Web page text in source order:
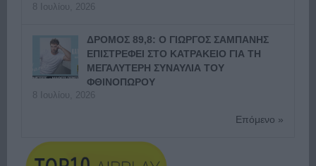
8 Ιουλίου, 2026
ΔΡΟΜΟΣ 89,8: Ο ΓΙΩΡΓΟΣ ΣΑΜΠΑΝΗΣ
ΕΠΙΣΤΡΕΦΕΙ ΣΤΟ ΚΑΤΡΑΚΕΙΟ ΓΙΑ ΤΗ
ΜΕΓΑΛΥΤΕΡΗ ΣΥΝΑΥΛΙΑ ΤΟΥ
ΦΘΙΝΟΠΩΡΟΥ
8 Ιουλίου, 2026
Επόμενο »